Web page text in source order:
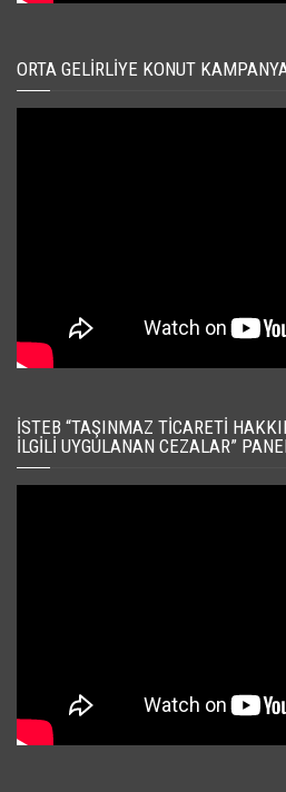
ORTA GELIRLIYE KONUT
İSTEB “TAŞINMAZ TICARETI
İLGILI UYGULANAN CEZALAR”